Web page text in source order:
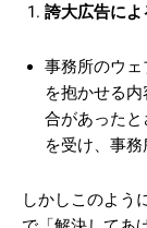
誇大広告に
事務所のウ
を抱かせる
合があった
を受け、事
しかしこのよう